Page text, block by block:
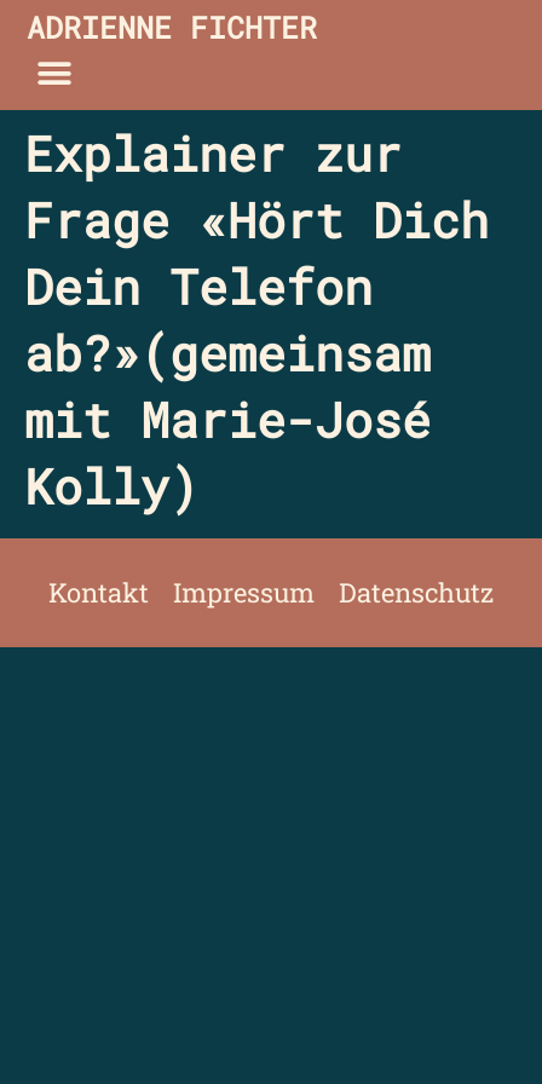
ADRIENNE FICHTER
Explainer zur
Frage «Hört Dich
Dein Telefon
ab?»(gemeinsam
mit Marie-José
Kolly)
Kontakt Impressum Datenschutz